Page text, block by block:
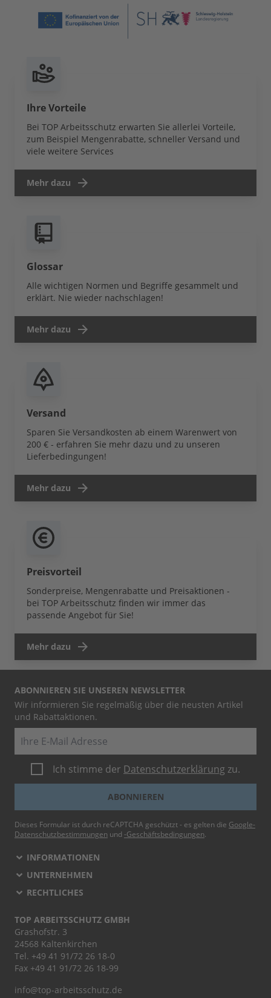
Ihre Vorteile
Bei TOP Arbeitsschutz erwarten Sie allerlei Vorteile,
zum Beispiel Mengenrabatte, schneller Versand und
viele weitere Services
Mehr dazu
Glossar
Alle wichtigen Normen und Begriffe gesammelt und
erklärt. Nie wieder nachschlagen!
Mehr dazu
Versand
Sparen Sie Versandkosten ab einem Warenwert von
200 € - erfahren Sie mehr dazu und zu unseren
Lieferbedingungen!
Mehr dazu
Preisvorteil
Sonderpreise, Mengenrabatte und Preisaktionen -
bei TOP Arbeitsschutz finden wir immer das
passende Angebot für Sie!
Mehr dazu
ABONNIEREN SIE UNSEREN NEWSLETTER
Wir informieren Sie regelmäßig über die neusten Artikel
und Rabattaktionen.
Ich stimme der Datenschutzerklärung zu.
ABONNIEREN
Dieses Formular ist durch reCAPTCHA geschützt - es gelten die Google-
Datenschutzbestimmungen und -Geschäftsbedingungen.
INFORMATIONEN
UNTERNEHMEN
RECHTLICHES
TOP ARBEITSSCHUTZ GMBH
Grashofstr. 3
24568 Kaltenkirchen
Tel. +49 41 91/72 26 18-0
Fax +49 41 91/72 26 18-99
info@top-arbeitsschutz.de